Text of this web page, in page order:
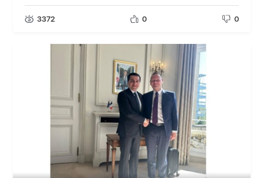
3372 0 0